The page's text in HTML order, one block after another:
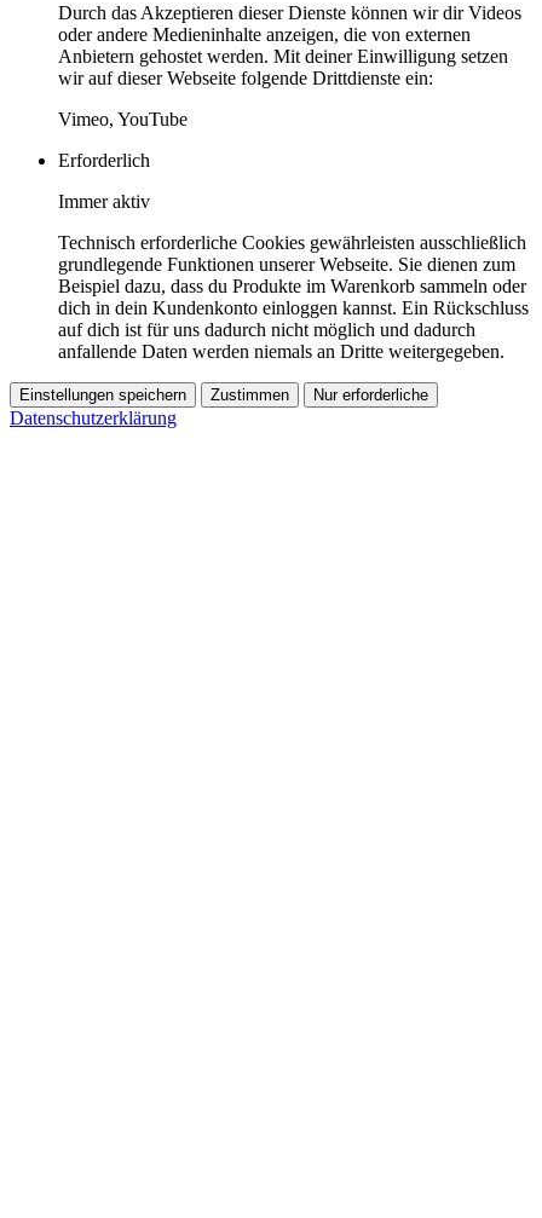
Durch das Akzeptieren dieser Dienste können wir dir Videos
oder andere Medieninhalte anzeigen, die von externen
Anbietern gehostet werden. Mit deiner Einwilligung setzen
wir auf dieser Webseite folgende Drittdienste ein:
Vimeo, YouTube
Erforderlich
Immer aktiv
Technisch erforderliche Cookies gewährleisten ausschließlich
grundlegende Funktionen unserer Webseite. Sie dienen zum
Beispiel dazu, dass du Produkte im Warenkorb sammeln oder
dich in dein Kundenkonto einloggen kannst. Ein Rückschluss
auf dich ist für uns dadurch nicht möglich und dadurch
anfallende Daten werden niemals an Dritte weitergegeben.
Einstellungen speichern Zustimmen Nur erforderliche
Datenschutzerklärung